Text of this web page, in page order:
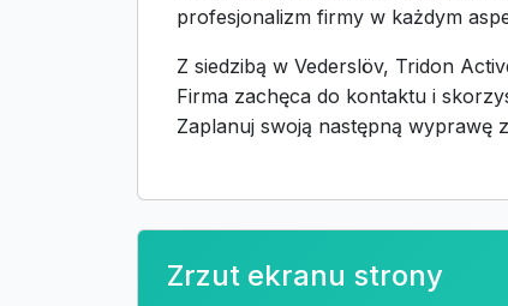
profesjonalizm firmy w każdym
Z siedzibą w Vederslöv, Tridon
Firma zachęca do kontaktu i
Zaplanuj swoją następną wyprawę
Zrzut ekranu strony